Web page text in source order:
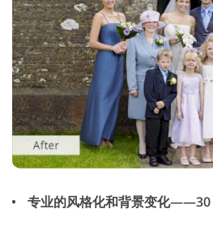
专业的风格化和背景变化——30